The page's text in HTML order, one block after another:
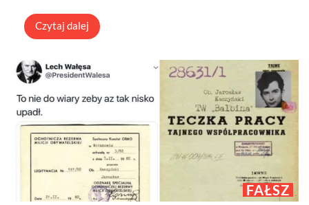
Czytaj dalej
FAŁSZ